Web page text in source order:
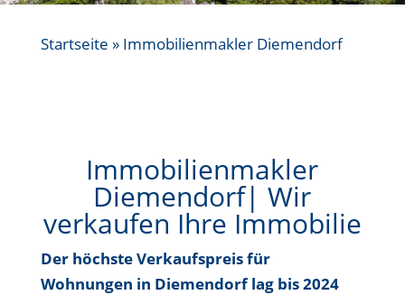
Startseite » Immobilienmakler Diemendorf
Immobilienmakler
Diemendorf| Wir
verkaufen Ihre Immobilie
Der höchste Verkaufspreis für
Wohnungen in Diemendorf lag bis2024